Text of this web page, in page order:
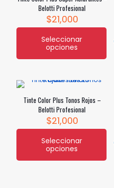
Belotti Profesional
$21,000
Seleccionar
opciones
producto
variantes.
opciones
elegir
página
Tinte Color Plus Tonos Rojos –
Belotti Profesional
$21,000
Seleccionar
opciones
producto